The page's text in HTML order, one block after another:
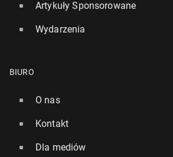
Ir­lan­dia: Od 1 maja zasiłek
Artykuły Sponsorowane
Wydarzenia
BIURO
O nas
Kontakt
Dla mediów